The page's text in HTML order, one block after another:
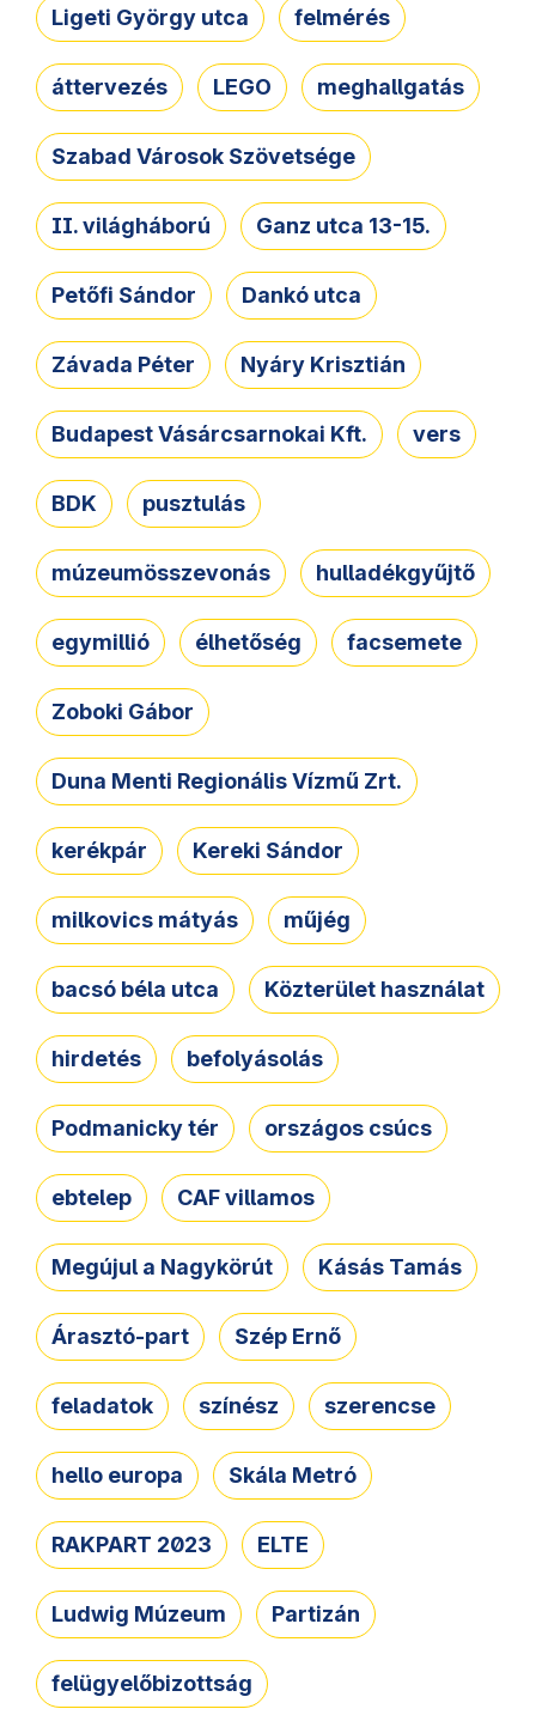
Ligeti György utca felmérés
áttervezés LEGO meghallgatás
Szabad Városok Szövetsége
II. világháború Ganz utca 13-15.
Petőfi Sándor Dankó utca
Závada Péter Nyáry Krisztián
Budapest Vásárcsarnokai Kft. vers
BDK pusztulás
múzeumösszevonás hulladékgyűjtő
egymillió élhetőség facsemete
Zoboki Gábor
Duna Menti Regionális Vízmű Zrt.
kerékpár Kereki Sándor
milkovics mátyás műjég
bacsó béla utca Közterület használat
hirdetés befolyásolás
Podmanicky tér országos csúcs
ebtelep CAF villamos
Megújul a Nagykörút Kásás Tamás
Árasztó-part Szép Ernő
feladatok színész szerencse
hello europa Skála Metró
RAKPART 2023 ELTE
Ludwig Múzeum Partizán
felügyelőbizottság